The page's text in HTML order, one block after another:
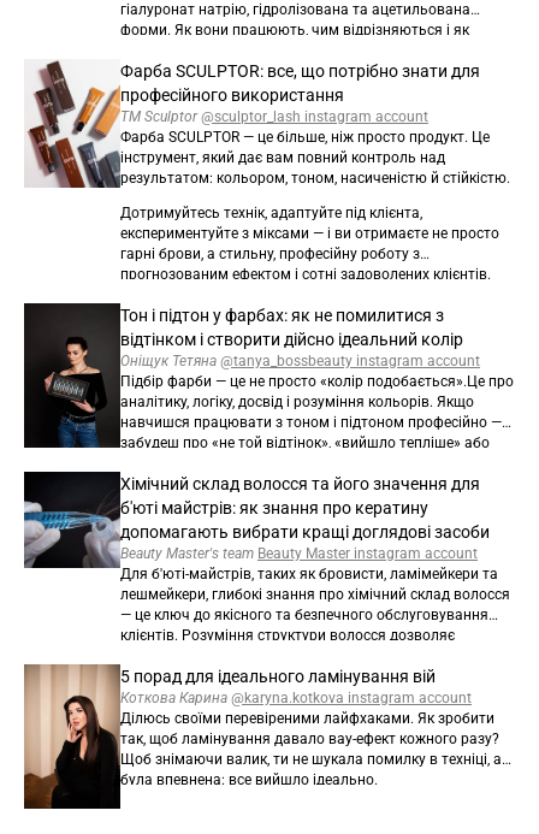
гіалуронат натрію, гідролізована та ацетильована
форми. Як вони працюють, чим відрізняються і як
Пояснюємо все просто — із прикладами товарів та
посиланням на аналізатор складу.
Фарба SCULPTOR: все, що потрібно знати для
професійного використання
TM Sculptor @sculptor_lash instagram account
Фарба SCULPTOR — це більше, ніж просто продукт. Це
інструмент, який дає вам повний контроль над
результатом: кольором, тоном, насиченістю й стійкістю.
Дотримуйтесь технік, адаптуйте під клієнта,
експериментуйте з міксами — і ви отримаєте не просто
гарні брови, а стильну, професійну роботу з
прогнозованим ефектом і сотні задоволених клієнтів.
Тон і підтон у фарбах: як не помилитися з
відтінком і створити дійсно ідеальний колір
Оніщук Тетяна @tanya_bossbeauty instagram account
Підбір фарби — це не просто «колір подобається». Це про
аналітику, логіку, досвід і розуміння кольорів. Якщо
навчишся працювати з тоном і підтоном професійно —
забудеш про «не той відтінок», «вийшло тепліше» або
Хімічний склад волосся та його значення для
б'юті майстрів: як знання про кератину
допомагають вибрати кращі доглядові засоби
Beauty Master's team Beauty Master instagram account
Для б'юті-майстрів, таких як бровисти, ламімейкери та
лешмейкери, глибокі знання про хімічний склад волосся
— це ключ до якісного та безпечного обслуговування
клієнтів. Розуміння структури волосся дозволяє
ламінування, але й пропонувати клієнтам правильні
засоби для домашнього догляду, які допомагають
підтримувати красу та здоров'я вій і брів після
процедур.
5 порад для ідеального ламінування вій
Коткова Карина @karyna.kotkova instagram account
Ділюсь своїми перевіреними лайфхаками. Як зробити
так, щоб ламінування давало вау-ефект кожного разу?
Щоб знімаючи валик, ти не шукала помилку в техніці, а
була впевнена: все вийшло ідеально.